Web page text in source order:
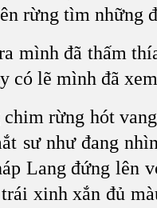
rừng tìm những
mình đã thấm
có lẽ mình đã
chim rừng hót
sư như đang
Lang đứng lên
xinh xắn đủ